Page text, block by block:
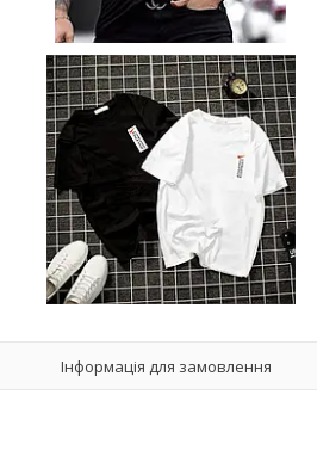
Інформація для замовлення